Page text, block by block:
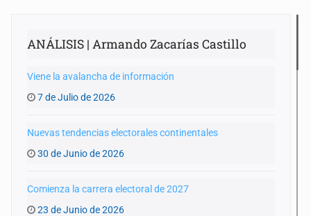
ANÁLISIS | Armando Zacarías Castillo
Viene la avalancha de información
7 de Julio de 2026
Nuevas tendencias electorales continentales
30 de Junio de 2026
Comienza la carrera electoral de 2027
23 de Junio de 2026